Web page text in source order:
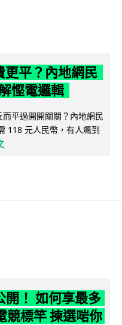
更平？內地網民
慳電邏輯
平過開開關關？內地網民
118 元人民幣，有人飆到
！ 如何享最多
標竿 揀選啱你